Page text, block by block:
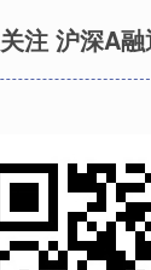
关注 沪深A融